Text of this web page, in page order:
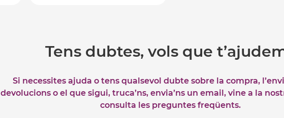
Tens dubtes, vols que
Si necessites ajuda o tens qualsevol dubte sobre la compra,
devolucions o el que sigui, truca’ns, envia’ns un email, vine a la
consulta les preguntes freqüents.